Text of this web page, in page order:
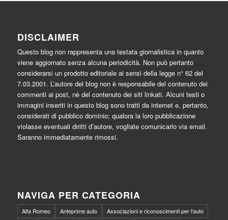
DISCLAIMER
Questo blog non rappresenta una testata giornalistica in quanto
viene aggiornato senza alcuna periodicità. Non può pertanto
considerarsi un prodotto editoriale ai sensi della legge n° 62 del
7.03.2001. L’autore del blog non è responsabile del contenuto dei
commenti ai post, nè del contenuto dei siti linkati. Alcuni testi o
immagini inseriti in questo blog sono tratti da internet e, pertanto,
considerati di pubblico dominio; qualora la loro pubblicazione
violasse eventuali diritti d’autore, vogliate comunicarlo via email.
Saranno immediatamente rimossi.
NAVIGA PER CATEGORIA
Alfa Romeo Anteprime auto
Associazioni e riconoscimenti per l'auto